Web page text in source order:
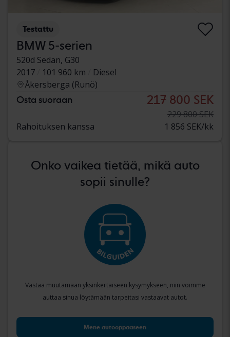
Testattu
BMW 5-serien
520d Sedan, G30
2017
101 960 km
Diesel
Åkersberga (Runö)
Osta suoraan 217 800 SEK
229 800 SEK
Rahoituksen kanssa
1 856 SEK/kk
Onko vaikea tietää, mikä auto
sopii sinulle?
Vastaa muutamaan yksinkertaiseen kysymykseen, niin voimme
auttaa sinua löytämään tarpeitasi vastaavat autot.
Mene autooppaaseen